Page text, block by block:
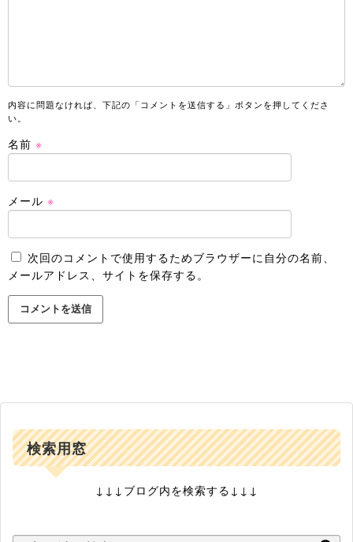
内容に問題なければ、下記の「コメントを送信する」ボタンを押してくださ
い。
名前 ※
メール ※
次回のコメントで使用するためブラウザーに自分の名前、
メールアドレス、サイトを保存する。
検索用窓
↓↓↓ブログ内を検索する↓↓↓